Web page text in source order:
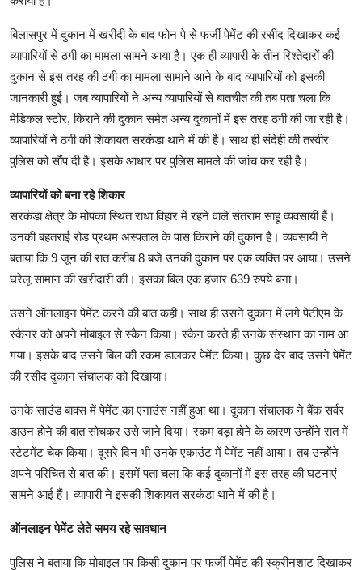
बिलासपुर में दुकान में खरीदी के बाद फोन पे से फर्जी पेमेंट की रसीद दिखाकर कई
व्यापारियों से ठगी का मामला सामने आया है। एक ही व्यापारी के तीन रिश्तेदारों की
दुकान से इस तरह की ठगी का मामला सामाने आने के बाद व्यापारियों को इसकी
जानकारी हुई। जब व्यापारियों ने अन्य व्यापारियों से बातचीत की तब पता चला कि
मेडिकल स्टोर, किराने की दुकान समेत अन्य दुकानों में इस तरह ठगी की जा रही है।
व्यापारियों ने ठगी की शिकायत सरकंडा थाने में की है। साथ ही संदेही की तस्वीर
पुलिस को सौंप दी है। इसके आधार पर पुलिस मामले की जांच कर रही है।
व्यापारियों को बना रहे शिकार
सरकंडा क्षेत्र के मोपका स्थित राधा विहार में रहने वाले संतराम साहू व्यवसायी हैं।
उनकी बहतराई रोड प्रथम अस्पताल के पास किराने की दुकान है। व्यवसायी ने
बताया कि 9 जून की रात करीब 8 बजे उनकी दुकान पर एक व्यक्ति पर आया। उसने
घरेलू सामान की खरीदारी की। इसका बिल एक हजार 639 रुपये बना।
उसने ऑनलाइन पेमेंट करने की बात कही। साथ ही उसने दुकान में लगे पेटीएम के
स्कैनर को अपने मोबाइल से स्कैन किया। स्कैन करते ही उनके संस्थान का नाम आ
गया। इसके बाद उसने बिल की रकम डालकर पेमेंट किया। कुछ देर बाद उसने पेमेंट
की रसीद दुकान संचालक को दिखाया।
उनके साउंड बाक्स में पेमेंट का एनाउंस नहीं हुआ था। दुकान संचालक ने बैंक सर्वर
डाउन होने की बात सोचकर उसे जाने दिया। रकम बड़ा होने के कारण उन्होंने रात में
स्टेटमेंट चेक किया। दूसरे दिन भी उनके एकाउंट में पेमेंट नहीं आया। तब उन्होंने
अपने परिचित से बात की। इसमें पता चला कि कई दुकानों में इस तरह की घटनाएं
सामने आई हैं। व्यापारी ने इसकी शिकायत सरकंडा थाने में की है।
ऑनलाइन पेमेंट लेते समय रहे सावधान
पुलिस ने बताया कि मोबाइल पर किसी दुकान पर फर्जी पेमेंट की स्क्रीनशाट दिखाकर